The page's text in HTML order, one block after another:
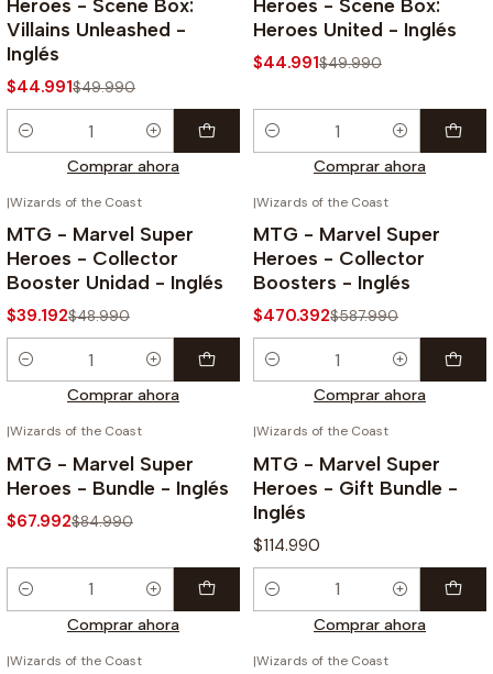
Heroes - Scene Box:
Villains Unleashed -
Inglés
$44.991$49.990
Cantidad
Comprar ahora
Heroes - Scene Box:
Heroes United - Inglés
$44.991$49.990
Cantidad
Comprar ahora
-20%
|Wizards of the Coast
MTG - Marvel Super
Heroes - Collector
Booster Unidad - Inglés
$39.192$48.990
Cantidad
Comprar ahora
-20%
|Wizards of the Coast
MTG - Marvel Super
Heroes - Collector
Boosters - Inglés
$470.392$587.990
Cantidad
Comprar ahora
-20%
|Wizards of the Coast
MTG - Marvel Super
Heroes - Bundle - Inglés
$67.992$84.990
Cantidad
Comprar ahora
|Wizards of the Coast
MTG - Marvel Super
Heroes - Gift Bundle -
Inglés
$114.990
Cantidad
Comprar ahora
|Wizards of the Coast |Wizards of the Coast